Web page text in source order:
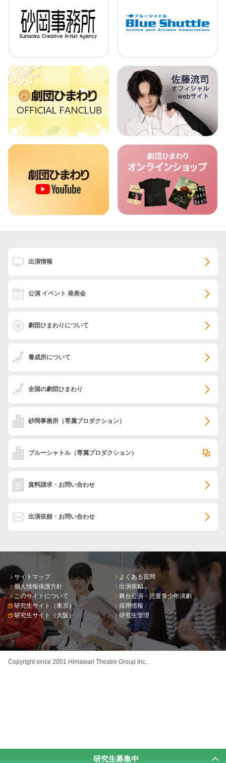
出演情報
公演 イベント 発表会
劇団ひまわりについて
養成所について
全国の劇団ひまわり
砂岡事務所 （専属プロダクション）
ブルーシャトル（専属プロダクション）
資料請求・お問い合わせ
出演依頼・お問い合わせ
サイトマップ
個人情報保護方針
このサイトについて
研究生サイト（東京）
研究生サイト（大阪）
よくある質問
出演依頼
舞台公演・児童青少年演劇
採用情報
研究生管理
Copyright since 2001 Himawari Theatre Group Inc.
研究生募集中